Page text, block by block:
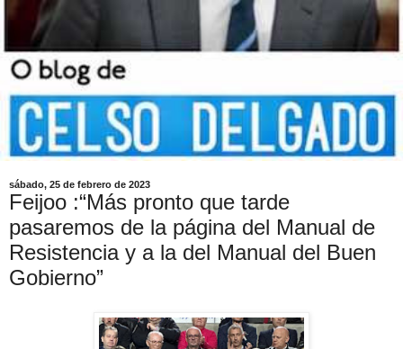
sábado, 25 de febrero de 2023
Feijoo :“Más pronto que tarde
pasaremos de la página del Manual de
Resistencia y a la del Manual del Buen
Gobierno”